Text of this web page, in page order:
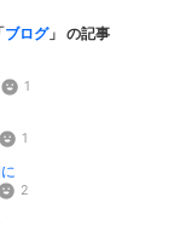
ブログ」 の記事
1
1
2